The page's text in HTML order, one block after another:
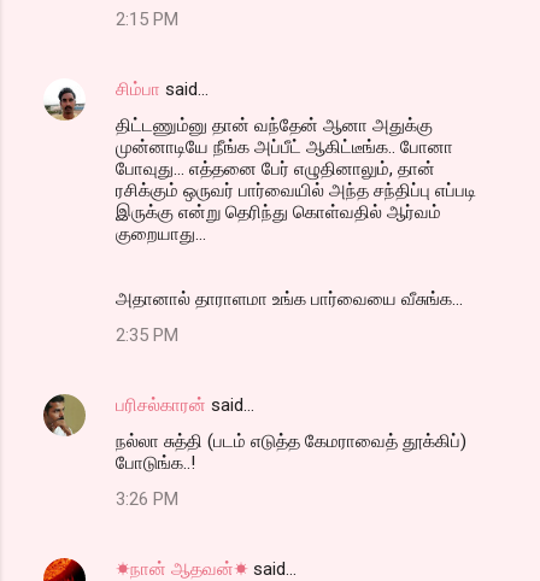
2:15 PM
சிம்பா said…
திட்டணும்னு தான் வந்தேன் ஆனா அதுக்கு
முன்னாடியே நீங்க அப்பீட் ஆகிட்டீங்க.. போனா
போவுது... எத்தனை பேர் எழுதினாலும், தான்
ரசிக்கும் ஒருவர் பார்வையில் அந்த சந்திப்பு எப்படி
இருக்கு என்று தெரிந்து கொள்வதில் ஆர்வம்
குறையாது...
அதானால் தாராளமா உங்க பார்வையை வீசுங்க...
2:35 PM
பரிசல்காரன் said…
நல்லா சுத்தி (படம் எடுத்த கேமராவைத் தூக்கிப்)
போடுங்க..!
3:26 PM
☀நான் ஆதவன்☀ said…